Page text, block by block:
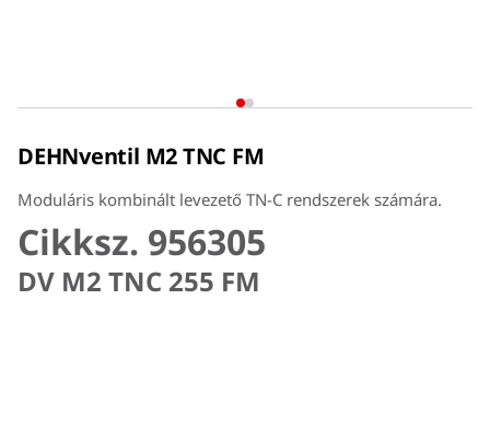
DEHNventil M2 TNC FM
Moduláris kombinált levezető TN-C rendszerek számára.
Cikksz. 956305
DV M2 TNC 255 FM